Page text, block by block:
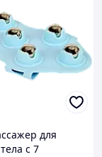
для
с 7